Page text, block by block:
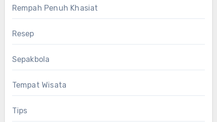
Rempah Penuh Khasiat
Resep
Sepakbola
Tempat Wisata
Tips